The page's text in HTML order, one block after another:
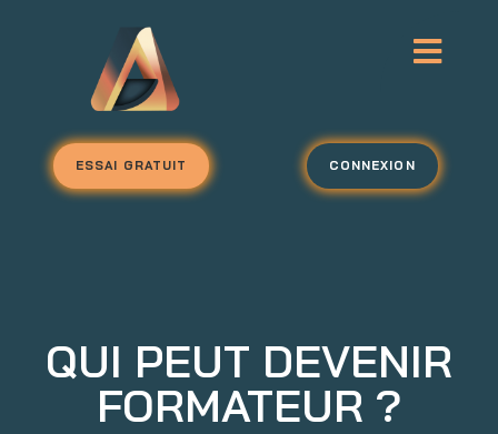
ESSAI GRATUIT CONNEXION
QUI PEUT DEVENIR
FORMATEUR ?